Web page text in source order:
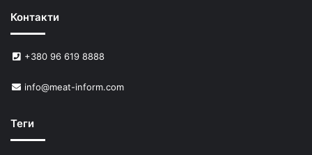
Контакти
+380 96 619 8888
info@meat-inform.com
Теги